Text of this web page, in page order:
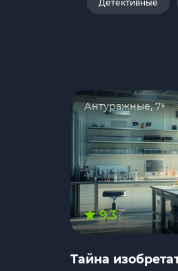
Детективные
Антуражные, 7+
9.3
Тайна